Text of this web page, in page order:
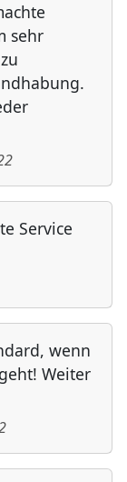
sehr
Service
wenn
Weiter